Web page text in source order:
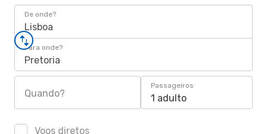
De onde?
Lisboa
Para onde?
Pretoria
Quando?
Passageiros
1 adulto
Voos diretos